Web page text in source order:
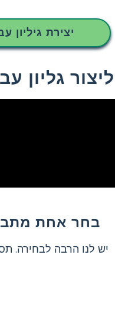
יצירת גיליון
גליון
בחר אחת
יש לנו הרבה לבחירה.